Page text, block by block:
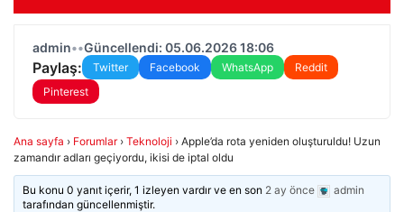
admin••Güncellendi: 05.06.2026 18:06
Paylaş: Twitter Facebook WhatsApp
Reddit
Pinterest
Ana sayfa › Forumlar › Teknoloji › Apple’da rota yeniden oluşturuldu! Uzun
zamandır adları geçiyordu, ikisi de iptal oldu
Bu konu 0 yanıt içerir, 1 izleyen vardır ve en son 2 ay önce
admin
tarafından güncellenmiştir.